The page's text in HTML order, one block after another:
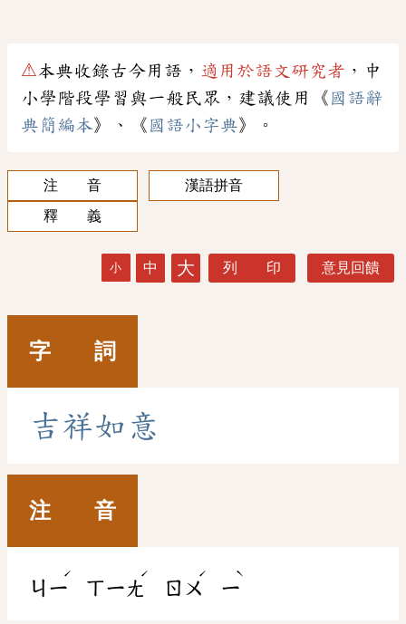
⚠本典收錄古今用語， 適用於語文研究者 ，中
小學階段學習與一般民眾，建議使用《 國語辭
典簡編本》、《 國語小字典》。
注 音
漢語拼音
釋 義
小 中 大 列 印 意見回饋
字 詞
吉祥如 意
注 音
ㄐㄧ
ˊ
ㄒㄧㄤ
ˊ
ㄖㄨ
ˊ
ㄧ
ˋ